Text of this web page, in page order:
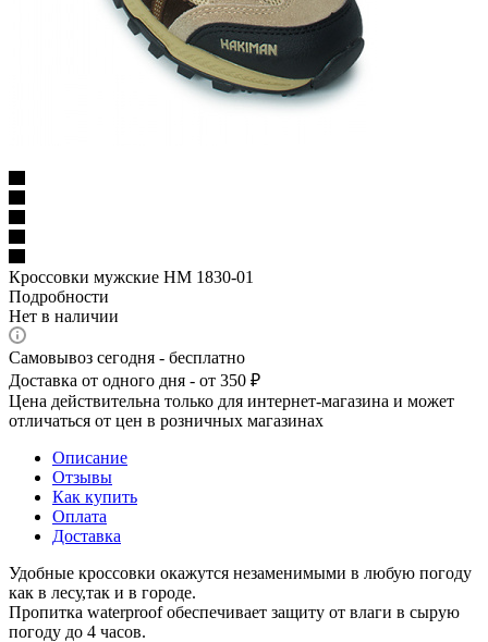
Кроссовки мужские НМ 1830-01
Подробности
Нет в наличии
Самовывоз сегодня - бесплатно
Доставка от одного дня - от 350 ₽
Цена действительна только для интернет-магазина и может
отличаться от цен в розничных магазинах
Описание
Отзывы
Как купить
Оплата
Доставка
Удобные кроссовки окажутся незаменимыми в любую погоду
как в лесу,так и в городе.
Пропитка waterproof обеспечивает защиту от влаги в сырую
погоду до 4 часов.